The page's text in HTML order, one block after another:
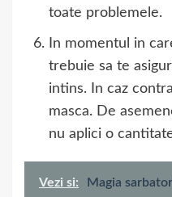
toate problemele.
In momentul in
trebuie sa te
intins. In caz
masca. De
nu aplici o
Vezi si:
Magia